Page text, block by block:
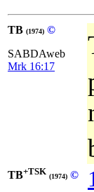
TB (1974) ©
SABDAweb
Mrk 16:17
TB+TSK (1974) ©